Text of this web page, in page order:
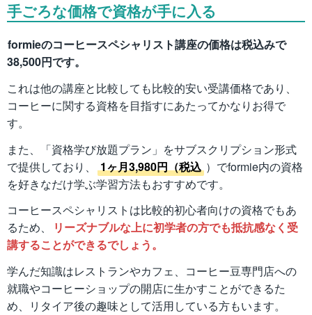
手ごろな価格で資格が手に入る
formieのコーヒースペシャリスト講座の価格は税込みで
38,500円です。
これは他の講座と比較しても比較的安い受講価格であり、
コーヒーに関する資格を目指すにあたってかなりお得で
す。
また、「資格学び放題プラン」をサブスクリプション形式
で提供しており、
1ヶ月3,980円（税込 ）でformie内の資格
を好きなだけ学ぶ学習方法もおすすめです。
コーヒースペシャリストは比較的初心者向けの資格でもあ
るため、
リーズナブルな上に初学者の方でも抵抗感なく受
講することができるでしょう。
学んだ知識はレストランやカフェ、コーヒー豆専門店への
就職やコーヒーショップの開店に生かすことができるた
め、リタイア後の趣味として活用している方もいます。